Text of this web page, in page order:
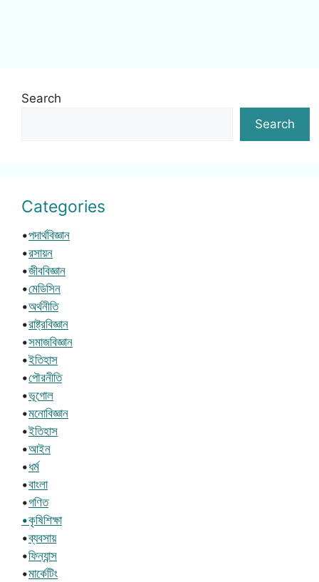
Search
Search
Categories
•পদার্থবিজ্ঞান
•রসায়ন
•জীববিজ্ঞান
•মেডিসিন
•অর্থনীতি
•রাষ্ট্রবিজ্ঞান
•সমাজবিজ্ঞান
•ইতিহাস
•পৌরনীতি
•ভূগোল
•মনোবিজ্ঞান
•ইতিহাস
•আইন
•ধর্ম
•বাংলা
•গণিত
•কৃষিশিক্ষা
•ব্যবসায়
•ফিন্যান্স
•মার্কেটিং